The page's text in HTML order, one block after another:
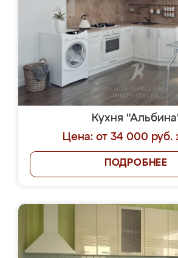
Кухня
Цена: от 34 000 руб.
ПОДРОБНЕЕ